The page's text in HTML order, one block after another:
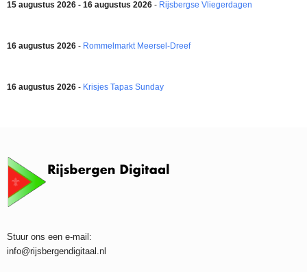
15 augustus 2026 - 16 augustus 2026 - Rijsbergse Vliegerdagen
16 augustus 2026 - Rommelmarkt Meersel-Dreef
16 augustus 2026 - Krisjes Tapas Sunday
Stuur ons een e-mail:
info@rijsbergendigitaal.nl